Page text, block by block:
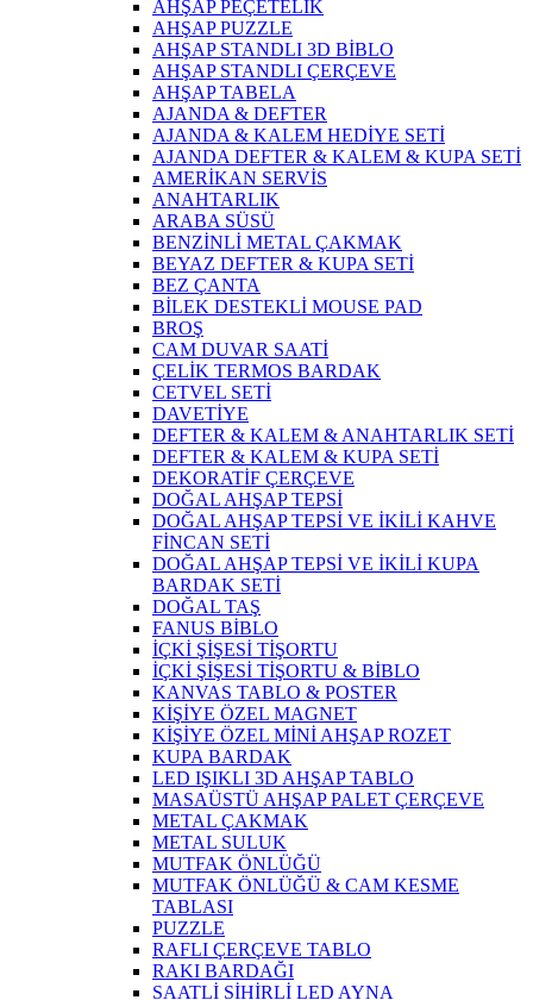
AHŞAP PEÇETELİK
AHŞAP PUZZLE
AHŞAP STANDLI 3D BİBLO
AHŞAP STANDLI ÇERÇEVE
AHŞAP TABELA
AJANDA & DEFTER
AJANDA & KALEM HEDİYE SETİ
AJANDA DEFTER & KALEM & KUPA SETİ
AMERİKAN SERVİS
ANAHTARLIK
ARABA SÜSÜ
BENZİNLİ METAL ÇAKMAK
BEYAZ DEFTER & KUPA SETİ
BEZ ÇANTA
BİLEK DESTEKLİ MOUSE PAD
BROŞ
CAM DUVAR SAATİ
ÇELİK TERMOS BARDAK
CETVEL SETİ
DAVETİYE
DEFTER & KALEM & ANAHTARLIK SETİ
DEFTER & KALEM & KUPA SETİ
DEKORATİF ÇERÇEVE
DOĞAL AHŞAP TEPSİ
DOĞAL AHŞAP TEPSİ VE İKİLİ KAHVE
FİNCAN SETİ
DOĞAL AHŞAP TEPSİ VE İKİLİ KUPA
BARDAK SETİ
DOĞAL TAŞ
FANUS BİBLO
İÇKİ ŞİŞESİ TİŞORTU
İÇKİ ŞİŞESİ TİŞORTU & BİBLO
KANVAS TABLO & POSTER
KİŞİYE ÖZEL MAGNET
KİŞİYE ÖZEL MİNİ AHŞAP ROZET
KUPA BARDAK
LED IŞIKLI 3D AHŞAP TABLO
MASAÜSTÜ AHŞAP PALET ÇERÇEVE
METAL ÇAKMAK
METAL SULUK
MUTFAK ÖNLÜĞÜ
MUTFAK ÖNLÜĞÜ & CAM KESME
TABLASI
PUZZLE
RAFLI ÇERÇEVE TABLO
RAKI BARDAĞI
SAATLİ SİHİRLİ LED AYNA